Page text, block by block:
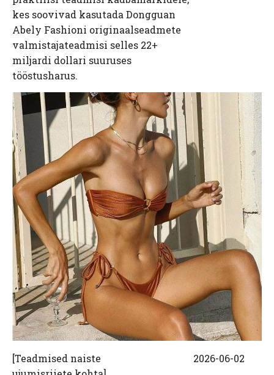
kes soovivad kasutada Dongguan
Abely Fashioni originaalseadmete
valmistajateadmisi selles 22+
miljardi dollari suuruses
tööstusharus.
[Teadmised naiste
2026-06-02